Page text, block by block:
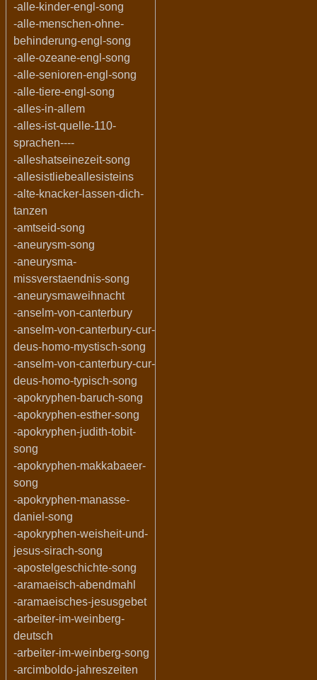
-alle-kinder-engl-song
-alle-menschen-ohne-
behinderung-engl-song
-alle-ozeane-engl-song
-alle-senioren-engl-song
-alle-tiere-engl-song
-alles-in-allem
-alles-ist-quelle-110-
sprachen----
-alleshatseinezeit-song
-allesistliebeallesisteins
-alte-knacker-lassen-dich-
tanzen
-amtseid-song
-aneurysm-song
-aneurysma-
missverstaendnis-song
-aneurysmaweihnacht
-anselm-von-canterbury
-anselm-von-canterbury-cur-
deus-homo-mystisch-song
-anselm-von-canterbury-cur-
deus-homo-typisch-song
-apokryphen-baruch-song
-apokryphen-esther-song
-apokryphen-judith-tobit-
song
-apokryphen-makkabaeer-
song
-apokryphen-manasse-
daniel-song
-apokryphen-weisheit-und-
jesus-sirach-song
-apostelgeschichte-song
-aramaeisch-abendmahl
-aramaeisches-jesusgebet
-arbeiter-im-weinberg-
deutsch
-arbeiter-im-weinberg-song
-arcimboldo-jahreszeiten